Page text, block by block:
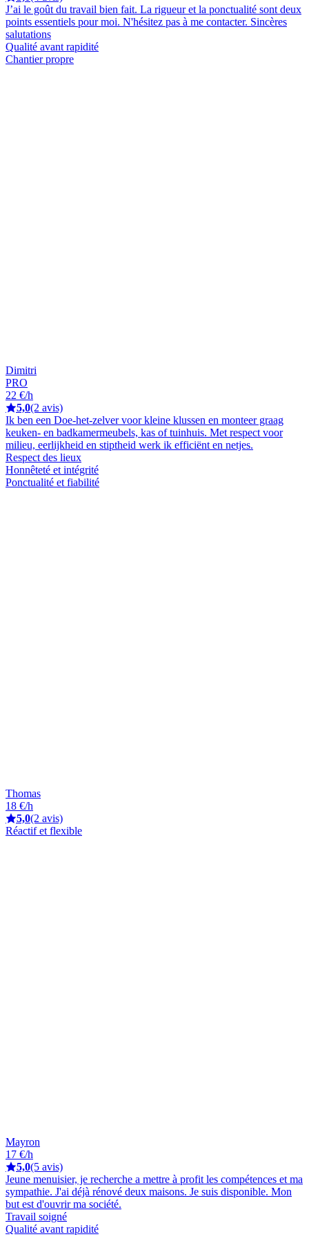
J’ai le goût du travail bien fait. La rigueur et la ponctualité sont deux
points essentiels pour moi. N'hésitez pas à me contacter. Sincères
salutations
Qualité avant rapidité
Chantier propre
Dimitri
PRO
22 €/h
5,0(2 avis)
Ik ben een Doe-het-zelver voor kleine klussen en monteer graag
keuken- en badkamermeubels, kas of tuinhuis. Met respect voor
milieu, eerlijkheid en stiptheid werk ik efficiënt en netjes.
Respect des lieux
Honnêteté et intégrité
Ponctualité et fiabilité
Thomas
18 €/h
5,0(2 avis)
Réactif et flexible
Mayron
17 €/h
5,0(5 avis)
Jeune menuisier, je recherche a mettre à profit les compétences et ma
sympathie. J'ai déjà rénové deux maisons. Je suis disponible. Mon
but est d'ouvrir ma société.
Travail soigné
Qualité avant rapidité